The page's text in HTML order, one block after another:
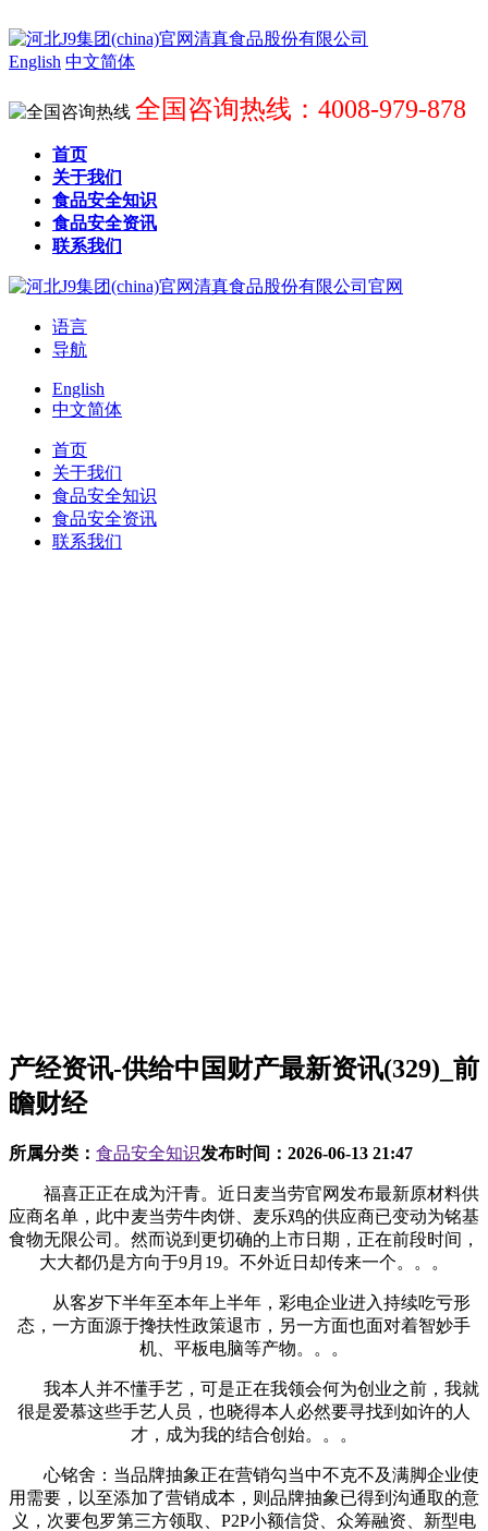
English 中文简体
全国咨询热线：4008-979-878
首页
关于我们
食品安全知识
食品安全资讯
联系我们
语言
导航
English
中文简体
首页
关于我们
食品安全知识
食品安全资讯
联系我们
产经资讯-供给中国财产最新资讯(329)_前
瞻财经
所属分类： 食品安全知识发布时间： 2026-06-13 21:47
福喜正正在成为汗青。近日麦当劳官网发布最新原材料供
应商名单，此中麦当劳牛肉饼、麦乐鸡的供应商已变动为铭基
食物无限公司。然而说到更切确的上市日期，正在前段时间，
大大都仍是方向于9月19。不外近日却传来一个。。。
从客岁下半年至本年上半年，彩电企业进入持续吃亏形
态，一方面源于搀扶性政策退市，另一方面也面对着智妙手
机、平板电脑等产物。。。
我本人并不懂手艺，可是正在我领会何为创业之前，我就
很是爱慕这些手艺人员，也晓得本人必然要寻找到如许的人
才，成为我的结合创始。。。
心铭舍：当品牌抽象正在营销勾当中不克不及满脚企业使
用需要，以至添加了营销成本，则品牌抽象已得到沟通取的意
义，次要包罗第三方领取、P2P小额信贷、众筹融资、新型电